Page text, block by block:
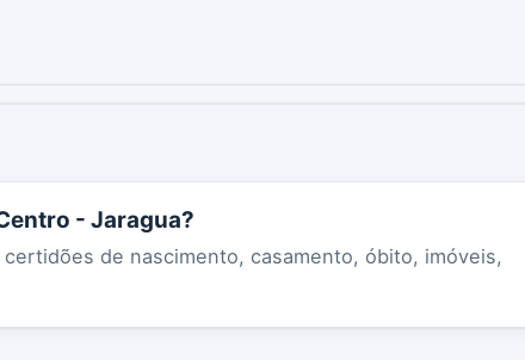
- Jaragua?
de nascimento, casamento, óbito, imóveis,